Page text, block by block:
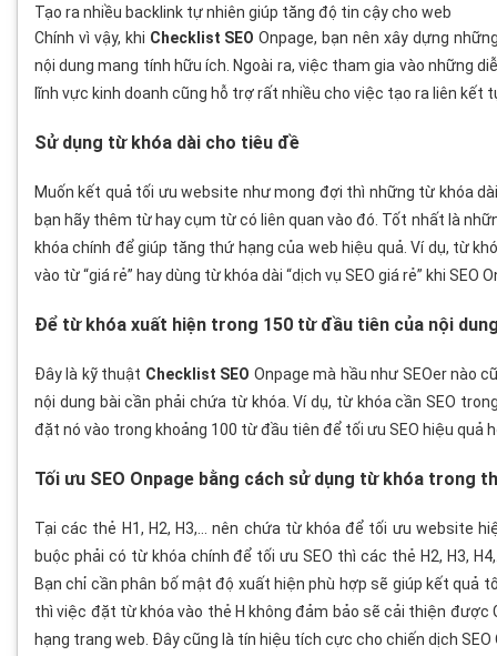
Tạo ra nhiều backlink tự nhiên giúp tăng độ tin cậy cho web
Chính vì vậy, khi Checklist SEOOnpage, bạn nên xây dựng
nội dung mang tính hữu ích. Ngoài ra, việc tham gia vào những
lĩnh vực kinh doanh cũng hỗ trợ rất nhiều cho việc tạo ra liên kết
Sử dụng từ khóa dài cho tiêu đề
Muốn kết quả tối ưu website như mong đợi thì những từ khóa
bạn hãy thêm từ hay cụm từ có liên quan vào đó. Tốt nhất là
khóa chính để giúp tăng thứ hạng của web hiệu quả. Ví dụ, từ
vào từ “giá rẻ” hay dùng từ khóa dài “dịch vụ SEO giá rẻ” khi SEO
Để từ khóa xuất hiện trong 150 từ đầu tiên của nội
Đây là kỹ thuật Checklist SEO Onpage mà hầu như SEOer nào
nội dung bài cần phải chứa từ khóa. Ví dụ, từ khóa cần SEO
đặt nó vào trong khoảng 100 từ đầu tiên để tối ưu SEO hiệu quả
Tối ưu SEO Onpage bằng cách sử dụng từ khóa trong
Tại các thẻ H1, H2, H3,… nên chứa từ khóa để tối ưu website
buộc phải có từ khóa chính để tối ưu SEO thì các thẻ H2, H3,
Bạn chỉ cần phân bố mật độ xuất hiện phù hợp sẽ giúp kết
thì việc đặt từ khóa vào thẻ H không đảm bảo sẽ cải thiện được
hạng trang web. Đây cũng là tín hiệu tích cực cho chiến dịch